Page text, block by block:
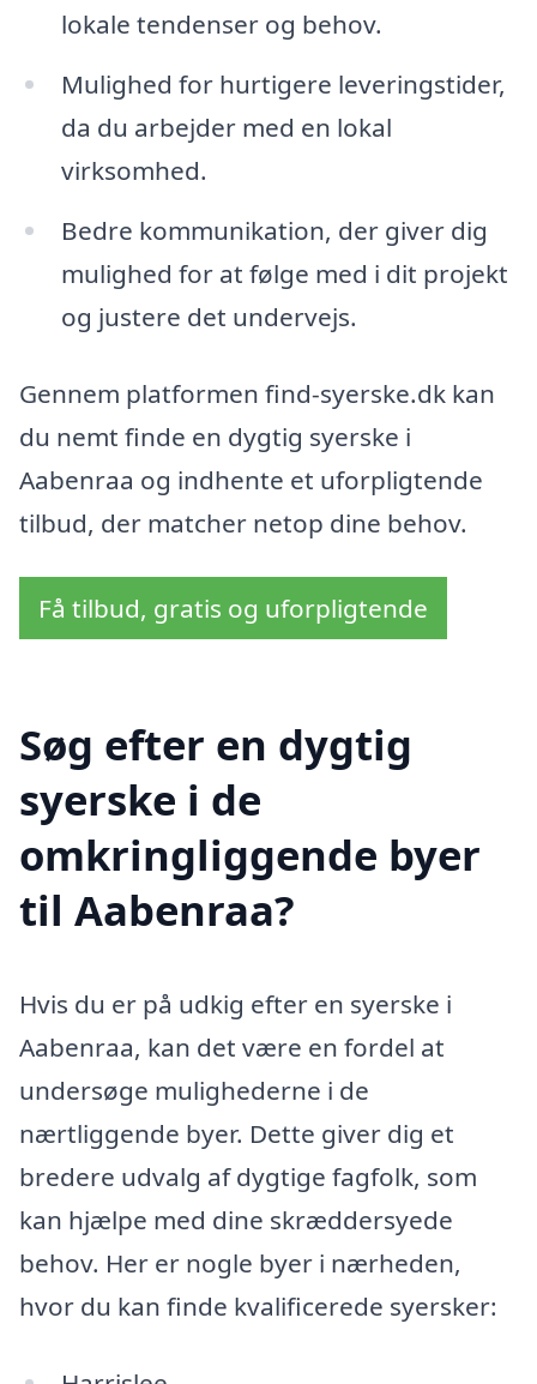
lokale tendenser og behov.
Mulighed for hurtigere leveringstider,
da du arbejder med en lokal
virksomhed.
Bedre kommunikation, der giver dig
mulighed for at følge med i dit projekt
og justere det undervejs.
Gennem platformen find-syerske.dk kan
du nemt finde en dygtig syerske i
Aabenraa og indhente et uforpligtende
tilbud, der matcher netop dine behov.
Få tilbud, gratis og uforpligtende
Søg efter en dygtig
syerske i de
omkringliggende byer
til Aabenraa?
Hvis du er på udkig efter en syerske i
Aabenraa, kan det være en fordel at
undersøge mulighederne i de
nærtliggende byer. Dette giver dig et
bredere udvalg af dygtige fagfolk, som
kan hjælpe med dine skræddersyede
behov. Her er nogle byer i nærheden,
hvor du kan finde kvalificerede syersker: